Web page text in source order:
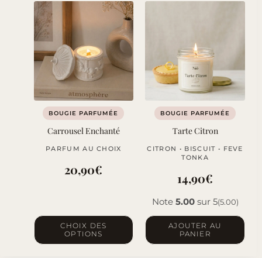
BOUGIE PARFUMÉE
Carrousel Enchanté
PARFUM AU CHOIX
20,90€
CHOIX DES
OPTIONS
Ce
produit
BOUGIE PARFUMÉE
Tarte Citron
CITRON • BISCUIT • FEVE
TONKA
14,90€
Note 5.00sur 5(5.00)
AJOUTER AU
PANIER